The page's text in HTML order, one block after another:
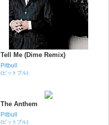
Tell Me (Dime Remix)
Pitbull
(ピットブル)
The Anthem
Pitbull
(ピットブル)